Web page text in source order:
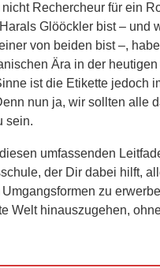
Rechercheur für ein
Glööckler bist – und
von beiden bist –,
Ära in der
ist die Etikette jedoch
nun ja, wir sollten alle
sein.
umfassenden
der Dir dabei hilft,
zu
Welt hinauszugehen,